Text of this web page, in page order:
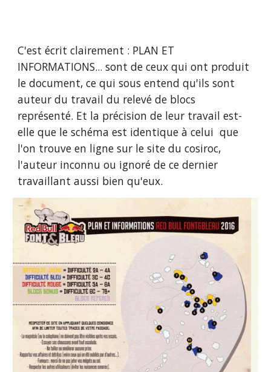
C'est écrit clairement : PLAN ET
INFORMATIONS... sont de ceux qui ont produit
le document, ce qui sous entend qu'ils sont
auteur du travail du relevé de blocs
représenté. Et la précision de leur travail est-
elle que le schéma est identique à celui  que
l'on trouve en ligne sur le site du cosiroc,
l'auteur inconnu ou ignoré de ce dernier
travaillant aussi bien qu'eux.